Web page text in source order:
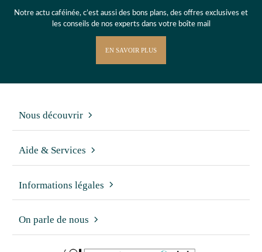
Notre actu caféinée, c’est aussi des bons plans, des offres exclusives et
les conseils de nos experts dans votre boîte mail
EN SAVOIR PLUS
Nous découvrir
Aide & Services
Informations légales
On parle de nous